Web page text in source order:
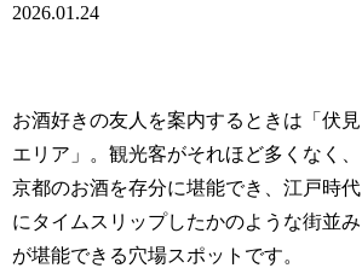
2026.01.24
お酒好きの友人を案内するときは「伏見
エリア」。観光客がそれほど多くなく、
京都のお酒を存分に堪能でき、江戸時代
にタイムスリップしたかのような街並み
が堪能できる穴場スポットです。